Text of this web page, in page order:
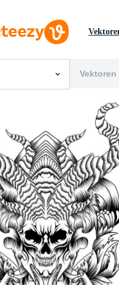
Bilder
Ereignisse